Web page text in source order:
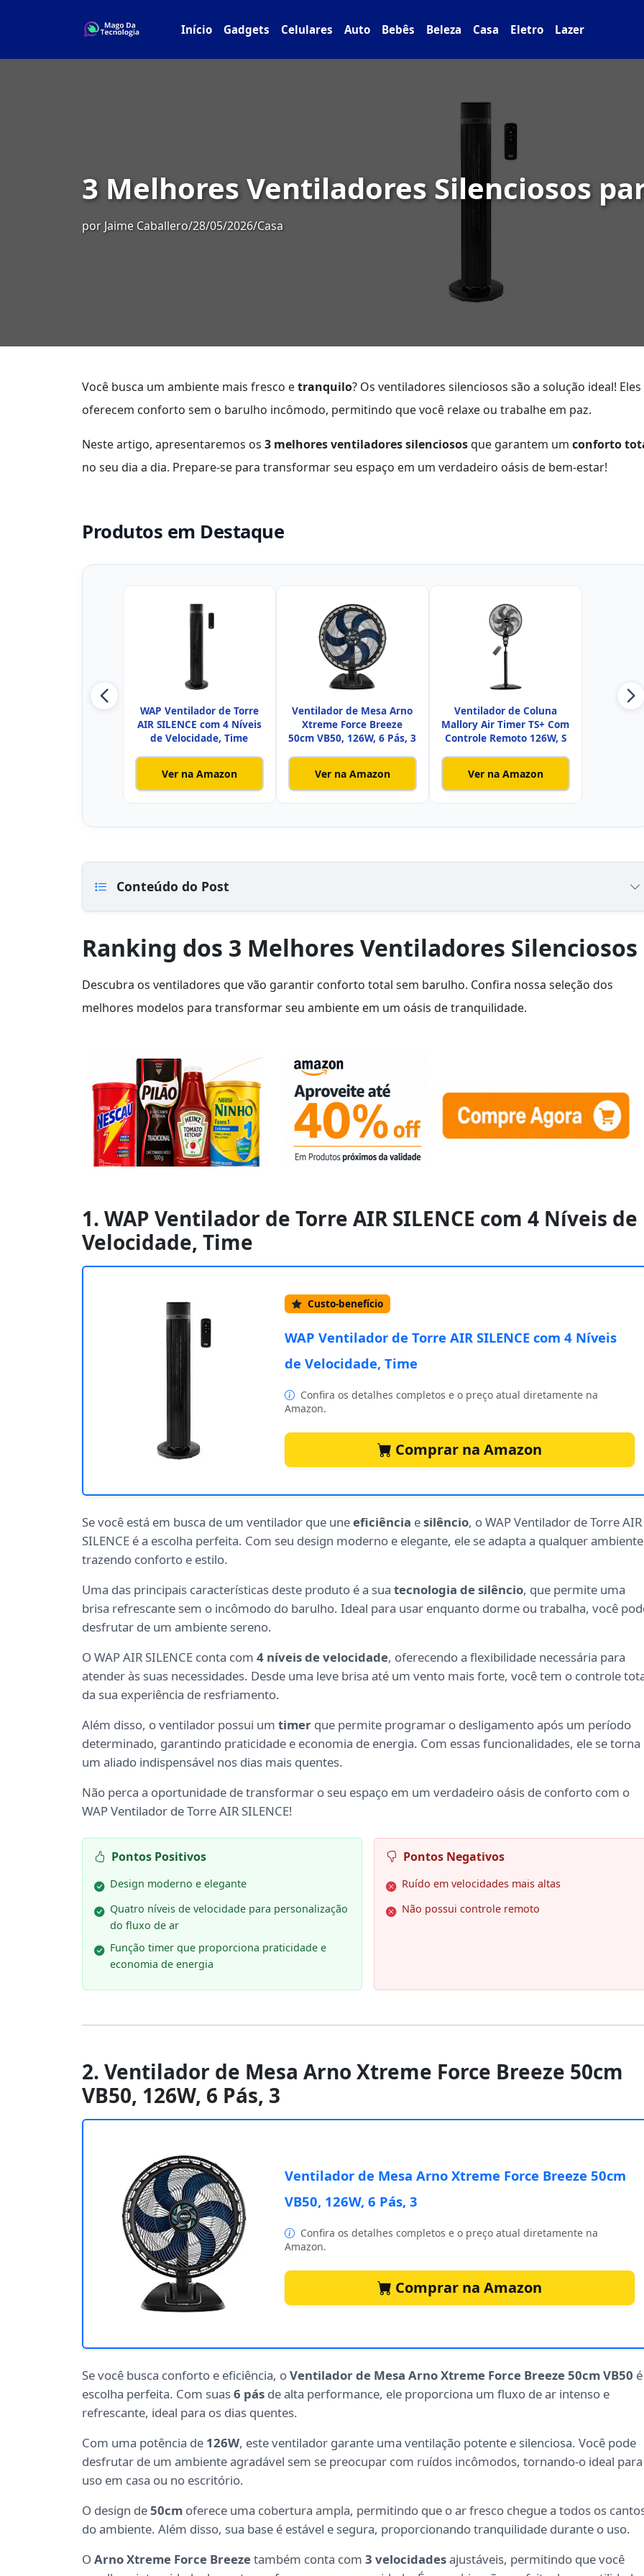
Início Gadgets Celulares Auto Bebês Beleza Casa Eletro Lazer
3 Melhores Ventiladores Silenciosos
por Jaime Caballero/28/05/2026/Casa
Você busca um ambiente mais fresco etranquilo? Os ventiladores silenciosos são a solução ideal! Eles
oferecem conforto sem o barulho incômodo, permitindo que você relaxe ou trabalhe em paz.
Neste artigo, apresentaremos os 3 melhores ventiladores silenciososque garantem um conforto
no seu dia a dia. Prepare-se para transformar seu espaço em um verdadeiro oásis de bem-estar!
Produtos em Destaque
WAP Ventilador de Torre
AIR SILENCE com 4 Ní­veis
de Velocidade, Time
Ver na Amazon
Ventilador de Mesa Arno
Xtreme Force Breeze
50cm VB50, 126W, 6 Pás, 3
Ver na Amazon
Ventilador de Coluna
Mallory Air Timer TS+ Com
Controle Remoto 126W, S
Ver na Amazon
Conteúdo do Post
Ranking dos 3 Melhores Ventiladores Silenciosos
Descubra os ventiladores que vão garantir conforto total sem barulho. Confira nossa seleção dos
melhores modelos para transformar seu ambiente em um oásis de tranquilidade.
1. WAP Ventilador de Torre AIR SILENCE com 4 Ní­veis de
Velocidade, Time
Custo-benefício
WAP Ventilador de Torre AIR SILENCE com 4 Ní­veis
de Velocidade, Time
Confira os detalhes completos e o preço atual diretamente na
Amazon.
Comprar na Amazon
Se você está em busca de um ventilador que uneeficiência esilêncio, o WAP Ventilador de Torre AIR
SILENCE é a escolha perfeita. Com seu design moderno e elegante, ele se adapta a qualquer
trazendo conforto e estilo.
Uma das principais características deste produto é a sua tecnologia de silêncio, que permite uma
brisa refrescante sem o incômodo do barulho. Ideal para usar enquanto dorme ou trabalha, você
desfrutar de um ambiente sereno.
O WAP AIR SILENCE conta com 4 níveis de velocidade, oferecendo a flexibilidade necessária para
atender às suas necessidades. Desde uma leve brisa até um vento mais forte, você tem o controle
da sua experiência de resfriamento.
Além disso, o ventilador possui um timer que permite programar o desligamento após um período
determinado, garantindo praticidade e economia de energia. Com essas funcionalidades, ele se torna
um aliado indispensável nos dias mais quentes.
Não perca a oportunidade de transformar o seu espaço em um verdadeiro oásis de conforto com o
WAP Ventilador de Torre AIR SILENCE!
Pontos Positivos
Design moderno e elegante
Quatro níveis de velocidade para personalização
do fluxo de ar
Função timer que proporciona praticidade e
economia de energia
Pontos Negativos
Ruído em velocidades mais altas
Não possui controle remoto
2. Ventilador de Mesa Arno Xtreme Force Breeze 50cm
VB50, 126W, 6 Pás, 3
Ventilador de Mesa Arno Xtreme Force Breeze 50cm
VB50, 126W, 6 Pás, 3
Confira os detalhes completos e o preço atual diretamente na
Amazon.
Comprar na Amazon
Se você busca conforto e eficiência, oVentilador de Mesa Arno Xtreme Force Breeze 50cm VB50
escolha perfeita. Com suas6 pás de alta performance, ele proporciona um fluxo de ar intenso e
refrescante, ideal para os dias quentes.
Com uma potência de 126W, este ventilador garante uma ventilação potente e silenciosa. Você pode
desfrutar de um ambiente agradável sem se preocupar com ruídos incômodos, tornando-o ideal para
uso em casa ou no escritório.
O design de50cm oferece uma cobertura ampla, permitindo que o ar fresco chegue a todos os
do ambiente. Além disso, sua base é estável e segura, proporcionando tranquilidade durante o uso.
O Arno Xtreme Force Breezetambém conta com 3 velocidadesajustáveis, permitindo que você